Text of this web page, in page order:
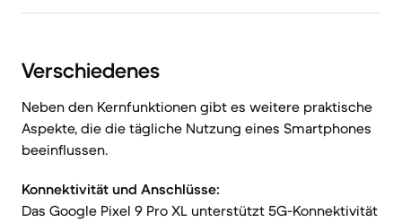
Verschiedenes
Neben den Kernfunktionen gibt es weitere praktische
Aspekte, die die tägliche Nutzung eines Smartphones
beeinflussen.
Konnektivität und Anschlüsse:
Das Google Pixel 9 Pro XL unterstützt 5G-Konnektivität